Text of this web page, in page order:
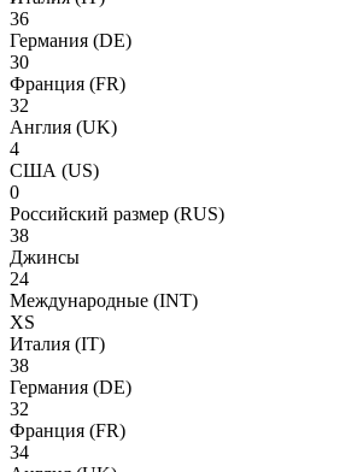
36
Германия (DE)
30
Франция (FR)
32
Англия (UK)
4
США (US)
0
Российский размер (RUS)
38
Джинсы
24
Международные (INT)
XS
Италия (IT)
38
Германия (DE)
32
Франция (FR)
34